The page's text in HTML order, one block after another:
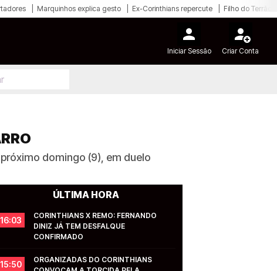
Marquinhos explica gesto Ex-Corinthians repercute Filho do Terrão
Iniciar Sessão Criar Conta
domingo (9), em duelo
ÚLTIMA HORA
16:03
CORINTHIANS X REMO: FERNANDO
DINIZ JÁ TEM DESFALQUE
CONFIRMADO
15:50
ORGANIZADAS DO CORINTHIANS